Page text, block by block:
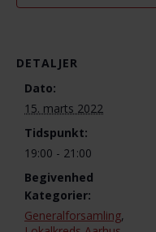
DETALJER
Dato:
15. marts 2022
Tidspunkt:
19:00 - 21:00
Begivenhed
Kategorier:
Generalforsamling,